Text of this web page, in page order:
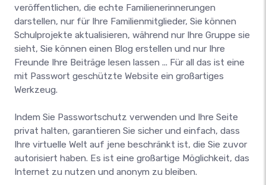
veröffentlichen, die echte Familienerinnerungen
darstellen, nur für Ihre Familienmitglieder, Sie können
Schulprojekte aktualisieren, während nur Ihre Gruppe sie
sieht, Sie können einen Blog erstellen und nur Ihre
Freunde Ihre Beiträge lesen lassen ... Für all das ist eine
mit Passwort geschützte Website ein großartiges
Werkzeug.
Indem Sie Passwortschutz verwenden und Ihre Seite
privat halten, garantieren Sie sicher und einfach, dass
Ihre virtuelle Welt auf jene beschränkt ist, die Sie zuvor
autorisiert haben. Es ist eine großartige Möglichkeit, das
Internet zu nutzen und anonym zu bleiben.